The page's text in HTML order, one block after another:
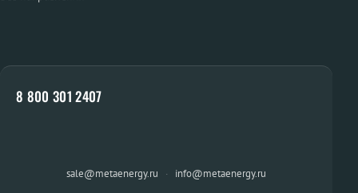
8 800 301 2407
sale@metaenergy.ru · info@metaenergy.ru